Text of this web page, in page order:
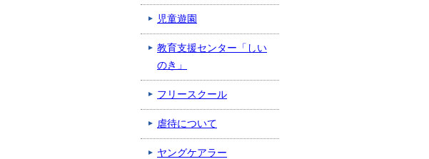
児童遊園
教育支援センター「しい
のき」
フリースクール
虐待について
ヤングケアラー